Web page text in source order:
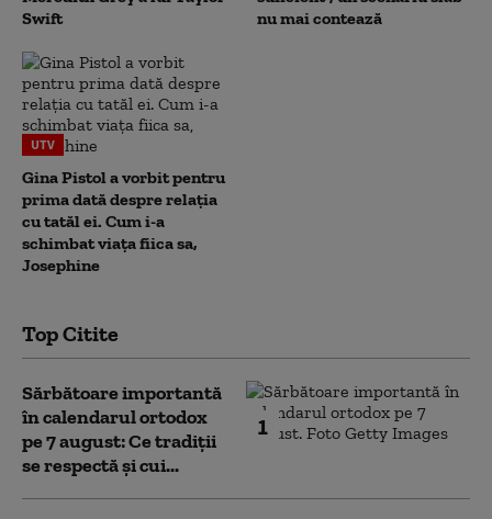
Swift
nu mai contează
UTV
Gina Pistol a vorbit pentru
prima dată despre relația
cu tatăl ei. Cum i-a
schimbat viața fiica sa,
Josephine
Top Citite
1
Sărbătoare importantă
în calendarul ortodox
pe 7 august: Ce tradiții
se respectă și cui...